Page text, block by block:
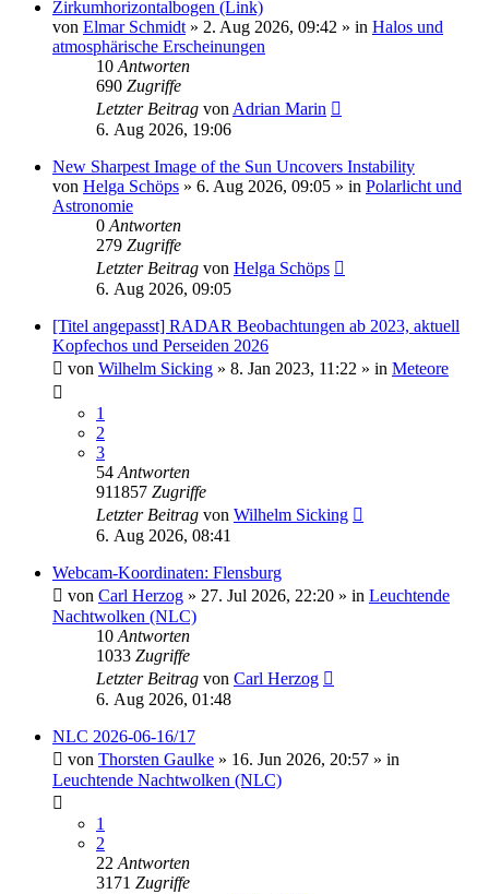
Zirkumhorizontalbogen (Link)
von Elmar Schmidt » 2. Aug 2026, 09:42 » in Halos und
atmosphärische Erscheinungen
10 Antworten
690 Zugriffe
Letzter Beitrag von Adrian Marin
6. Aug 2026, 19:06
New Sharpest Image of the Sun Uncovers Instability
von Helga Schöps » 6. Aug 2026, 09:05 » in Polarlicht und
Astronomie
0 Antworten
279 Zugriffe
Letzter Beitrag von Helga Schöps
6. Aug 2026, 09:05
[Titel angepasst] RADAR Beobachtungen ab 2023, aktuell
Kopfechos und Perseiden 2026
von Wilhelm Sicking » 8. Jan 2023, 11:22 » in Meteore
1
2
3
54 Antworten
911857 Zugriffe
Letzter Beitrag von Wilhelm Sicking
6. Aug 2026, 08:41
Webcam-Koordinaten: Flensburg
von Carl Herzog » 27. Jul 2026, 22:20 » in Leuchtende
Nachtwolken (NLC)
10 Antworten
1033 Zugriffe
Letzter Beitrag von Carl Herzog
6. Aug 2026, 01:48
NLC 2026-06-16/17
von Thorsten Gaulke » 16. Jun 2026, 20:57 » in
Leuchtende Nachtwolken (NLC)
1
2
22 Antworten
3171 Zugriffe